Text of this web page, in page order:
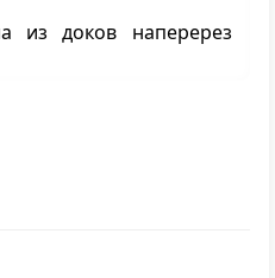
из доков наперерез